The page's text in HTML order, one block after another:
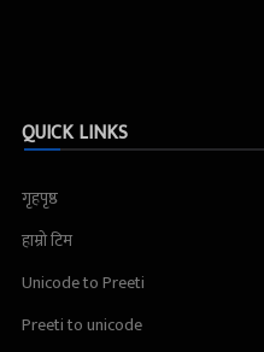
QUICK LINKS
गृहपृष्ठ
हाम्रो टिम
Unicode to Preeti
Preeti to unicode